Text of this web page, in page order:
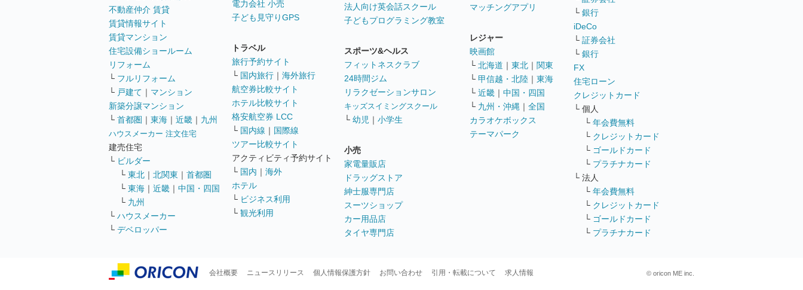
不動産仲介 賃貸
賃貸情報サイト
賃貸マンション
住宅設備ショールーム
リフォーム
└ フルリフォーム
└ 戸建て ｜ マンション
新築分譲マンション
└ 首都圏 ｜ 東海 ｜ 近畿 ｜ 九州
ハウスメーカー 注文住宅
建売住宅
└ ビルダー
└ 東北 ｜ 北関東 ｜ 首都圏
└ 東海 ｜ 近畿 ｜ 中国・四国
└ 九州
└ ハウスメーカー
└ デベロッパー
電力会社 小売
子ども見守りGPS
トラベル
旅行予約サイト
└ 国内旅行 ｜ 海外旅行
航空券比較サイト
ホテル比較サイト
格安航空券 LCC
└ 国内線 ｜ 国際線
ツアー比較サイト
アクティビティ予約サイト
└ 国内 ｜ 海外
ホテル
└ ビジネス利用
└ 観光利用
法人向け英会話スクール
子どもプログラミング教室
スポーツ&ヘルス
フィットネスクラブ
24時間ジム
リラクゼーションサロン
キッズスイミングスクール
└ 幼児 ｜ 小学生
小売
家電量販店
ドラッグストア
紳士服専門店
スーツショップ
カー用品店
タイヤ専門店
マッチングアプリ
レジャー
映画館
└ 北海道 ｜ 東北 ｜ 関東
└ 甲信越・北陸 ｜ 東海
└ 近畿 ｜ 中国・四国
└ 九州・沖縄 ｜ 全国
カラオケボックス
テーマパーク
└ 銀行
iDeCo
└ 証券会社
└ 銀行
FX
住宅ローン
クレジットカード
└ 個人
└ 年会費無料
└ クレジットカード
└ ゴールドカード
└ プラチナカード
└ 法人
└ 年会費無料
└ クレジットカード
└ ゴールドカード
└ プラチナカード
会社概要 ニュースリリース 個人情報保護方針 お問い合わせ 引用・転載について 求人情報 © oricon ME inc.